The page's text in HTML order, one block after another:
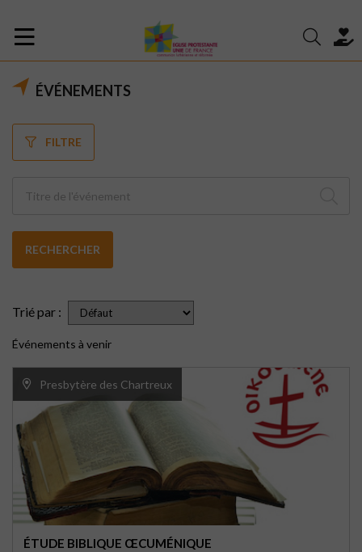
ÉVÉNEMENTS
FILTRE
RECHERCHER
Trié par :
Événements à venir
Presbytère des Chartreux
ÉTUDE BIBLIQUE ŒCUMÉNIQUE